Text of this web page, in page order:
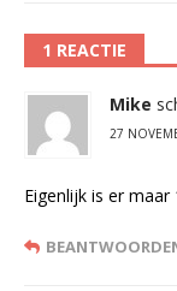
1 REACTIE
Mike
27
Eigenlijk is er